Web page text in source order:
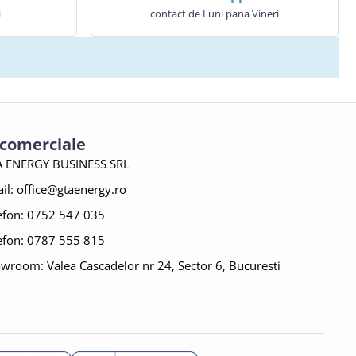
contact de Luni pana Vineri
ENERGY BUSINESS SRL
office@gtaenergy.ro
0752 547 035
0787 555 815
Valea Cascadelor nr 24, Sector 6, Bucuresti